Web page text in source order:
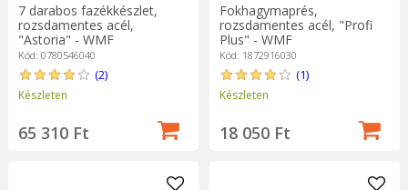
7 darabos fazékkészlet,
rozsdamentes acél,
"Astoria" - WMF
Kód: 0780546040
(2)
Készleten
65 310 Ft
Fokhagymaprés,
rozsdamentes acél, "Profi
Plus" - WMF
Kód: 1872916030
(1)
Készleten
18 050 Ft